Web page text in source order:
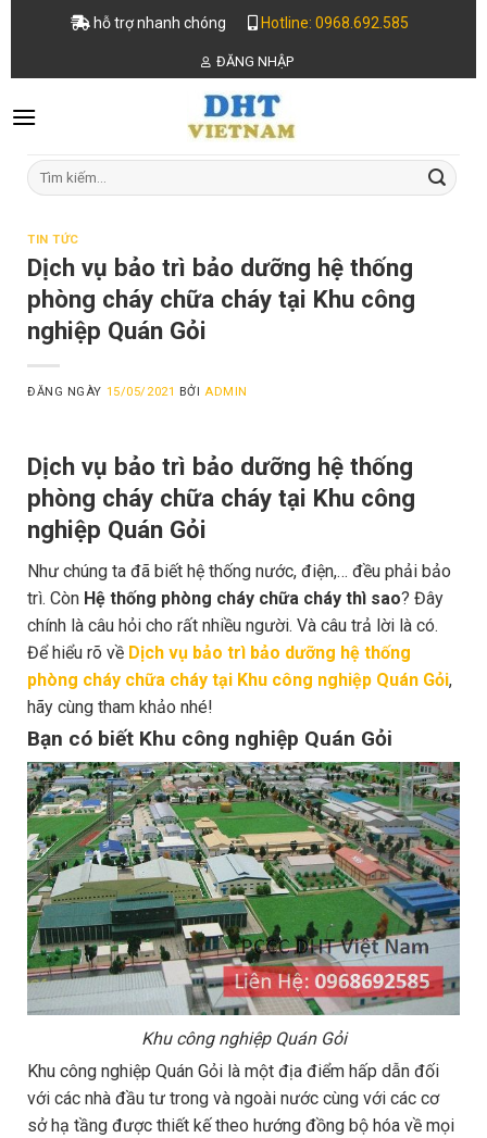
hỗ trợ nhanh chóng Hotline: 0968.692.585
ĐĂNG NHẬP
Tìm
kiếm:
TIN TỨC
Dịch vụ bảo trì bảo dưỡng hệ thống
phòng cháy chữa cháy tại Khu công
nghiệp Quán Gỏi
ĐĂNG NGÀY 15/05/2021 BỞIADMIN
Dịch vụ bảo trì bảo dưỡng hệ thống
phòng cháy chữa cháy tại Khu công
nghiệp Quán Gỏi
Như chúng ta đã biết hệ thống nước, điện,… đều phải bảo
trì. Còn Hệ thống phòng cháy chữa cháy thì sao? Đây
chính là câu hỏi cho rất nhiều người. Và câu trả lời là có.
Để hiểu rõ về Dịch vụ bảo trì bảo dưỡng hệ thống
phòng cháy chữa cháy tại Khu công nghiệp Quán Gỏi,
hãy cùng tham khảo nhé!
Bạn có biết Khu công nghiệp Quán Gỏi
Khu công nghiệp Quán Gỏi
Khu công nghiệp Quán Gỏi là một địa điểm hấp dẫn đối
với các nhà đầu tư trong và ngoài nước cùng với các cơ
sở hạ tầng được thiết kế theo hướng đồng bộ hóa về mọi